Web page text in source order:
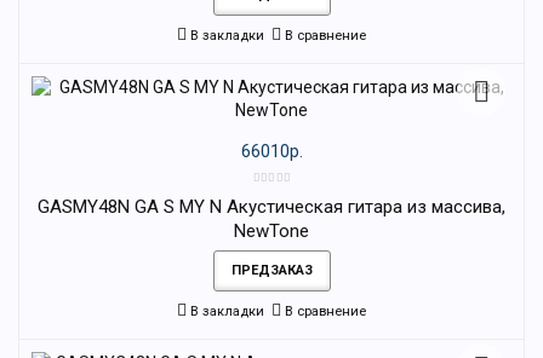
В закладки В сравнение
66010р.
GASMY48N GA S MY N Акустическая гитара из массива,
NewTone
ПРЕДЗАКАЗ
В закладки В сравнение